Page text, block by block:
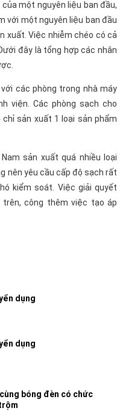
một nguyên liệu ban đầu,
với một nguyên liệu ban đầu
xuất. Việc nhiễm chéo có cả
đây là tổng hợp các nhân
các phòng trong nhà máy
viện. Các phòng sạch cho
sản xuất 1 loại sản phẩm
sản xuất quá nhiều loại
nên yêu cầu cấp độ sạch rất
kiểm soát. Việc giải quyết
công thêm việc tạo áp
dụng
dụng
bóng đèn có chức